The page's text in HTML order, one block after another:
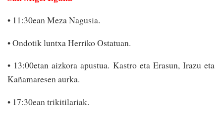
• 11:30ean Meza Nagusia.
• Ondotik luntxa Herriko Ostatuan.
• 13:00etan aizkora apustua. Kastro eta Erasun, Irazu eta
Kañamaresen aurka.
• 17:30ean trikitilariak.